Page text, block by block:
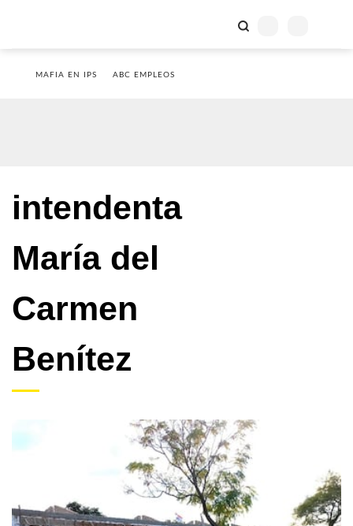
MAFIA EN IPS ABC EMPLEOS
intendenta
María del
Carmen
Benítez